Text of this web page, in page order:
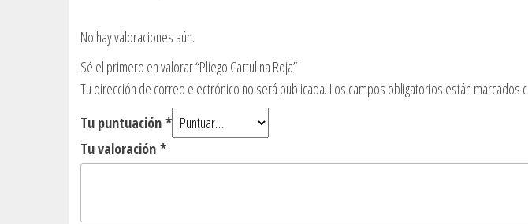
No hay valoraciones aún.
Sé el primero en valorar “Pliego Cartulina Roja”
Tu dirección de correo electrónico no será publicada. Los campos obligatorios están marcados
Tu puntuación *
Tu valoración *